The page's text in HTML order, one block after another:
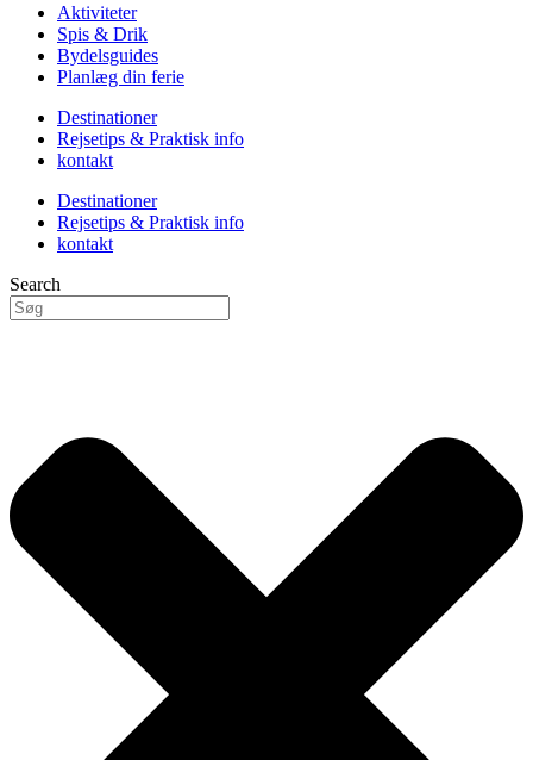
Aktiviteter
Spis & Drik
Bydelsguides
Planlæg din ferie
Destinationer
Rejsetips & Praktisk info
kontakt
Destinationer
Rejsetips & Praktisk info
kontakt
Search